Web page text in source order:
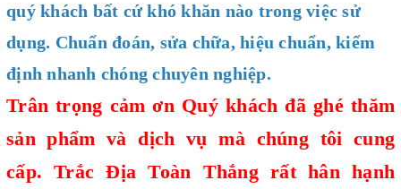
quý khách bất cứ khó khăn nào trong việc sử
dụng. Chuẩn đoán, sửa chữa, hiệu chuẩn, kiểm
định nhanh chóng chuyên nghiệp.
Trân trọng cảm ơn Quý khách đã ghé thăm
sản phẩm và dịch vụ mà chúng tôi cung
cấp.Trắc Địa Toàn Thắngrất hân hạnh